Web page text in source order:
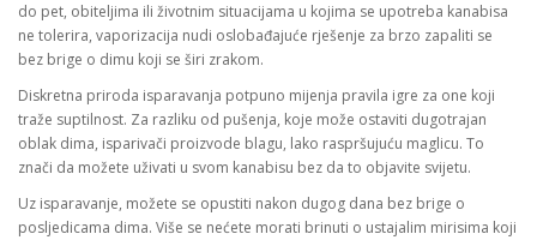
do pet, obiteljima ili životnim situacijama u kojima se upotreba kanabisa
ne tolerira, vaporizacija nudi oslobađajuće rješenje za brzo zapaliti se
bez brige o dimu koji se širi zrakom.
Diskretna priroda isparavanja potpuno mijenja pravila igre za one koji
traže suptilnost. Za razliku od pušenja, koje može ostaviti dugotrajan
oblak dima, isparivači proizvode blagu, lako raspršujuću maglicu. To
znači da možete uživati u svom kanabisu bez da to objavite svijetu.
Uz isparavanje, možete se opustiti nakon dugog dana bez brige o
posljedicama dima. Više se nećete morati brinuti o ustajalim mirisima koji